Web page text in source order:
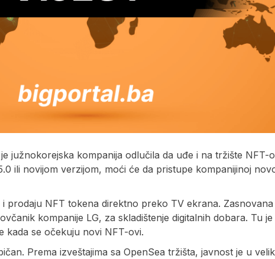
južnokorejska kompanija odlučila da uđe i na tržište NFT-
ili novijom verzijom, moći će da pristupe kompanijinoj
prodaju NFT tokena direktno preko TV ekrana.
kompanije LG, za skladištenje digitalnih dobara. Tu
kada se očekuju novi NFT-ovi.
Prema izveštajima sa OpenSea tržišta, javnost je u